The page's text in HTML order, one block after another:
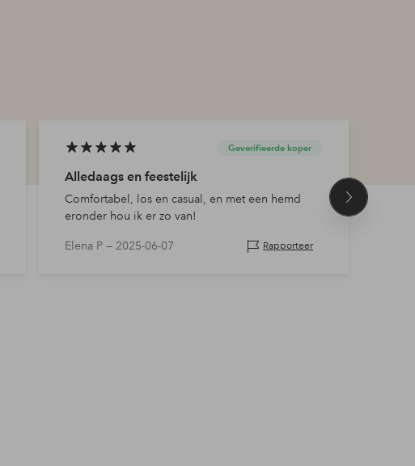
Geverifieerde koper
Alledaags en feestelijk
Comfortabel, los en casual, en met een hemd
eronder hou ik er zo van!
Elena P —2025-06-07 Rapporteer
Volgend